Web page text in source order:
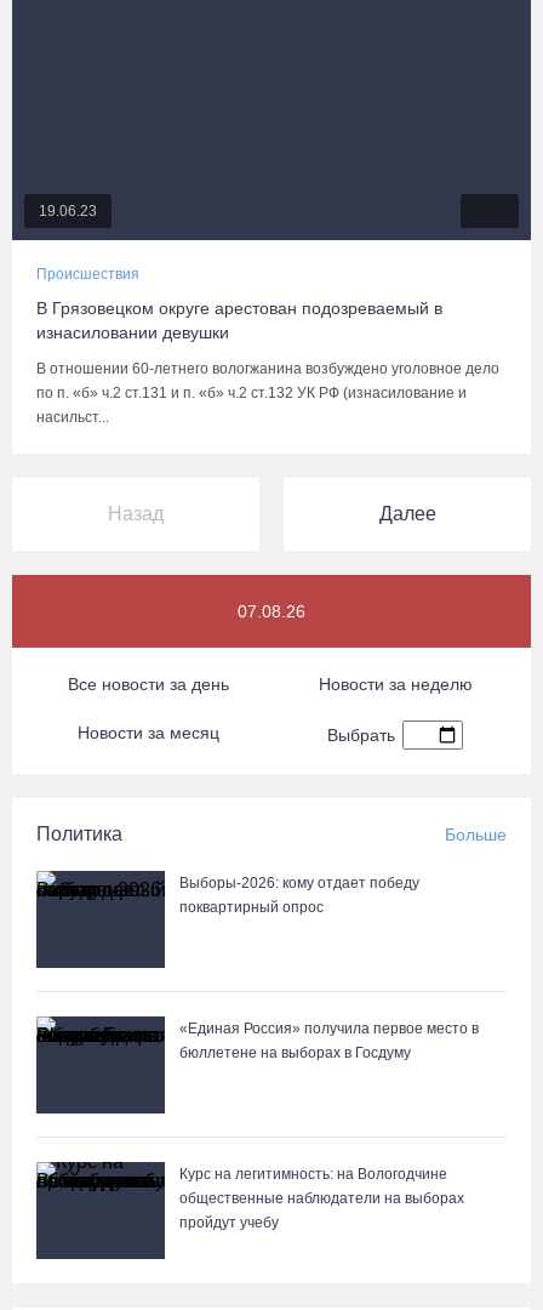
19.06.23
Происшествия
В Грязовецком округе арестован подозреваемый в
изнасиловании девушки
В отношении 60-летнего вологжанина возбуждено уголовное дело
по п. «б» ч.2 ст.131 и п. «б» ч.2 ст.132 УК РФ (изнасилование и
насильст...
Назад Далее
07.08.26
Все новости за день Новости за неделю
Новости за месяц Выбрать
Политика Больше
Выборы-2026: кому отдает победу
поквартирный опрос
«Единая Россия» получила первое место в
бюллетене на выборах в Госдуму
Курс на легитимность: на Вологодчине
общественные наблюдатели на выборах
пройдут учебу